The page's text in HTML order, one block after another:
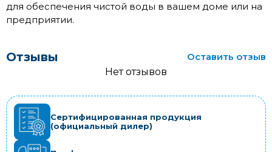
для обеспечения чистой воды в вашем доме или на
предприятии.
Отзывы
Оставить отзыв
Нет отзывов
Сертифицированная продукция
(официальный дилер)